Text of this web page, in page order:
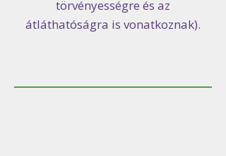
törvényességre és az
átláthatóságra is vonatkoznak).